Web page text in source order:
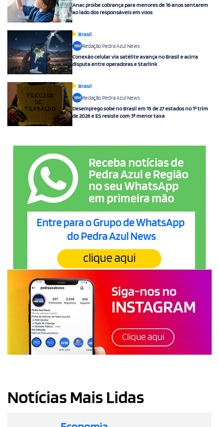
Anac proíbe cobrança para menores de 16 anos sentarem
ao lado dos responsáveis em voos
Brasil
Redação Pedra Azul News
Conexão celular via satélite avança no Brasil e acirra
disputa entre operadoras e Starlink
Brasil
Redação Pedra Azul News
Desemprego sobe no Brasil em 15 de 27 estados no 1º trim
de 2026 e ES resiste com 3ª menor taxa
Notícias Mais Lidas